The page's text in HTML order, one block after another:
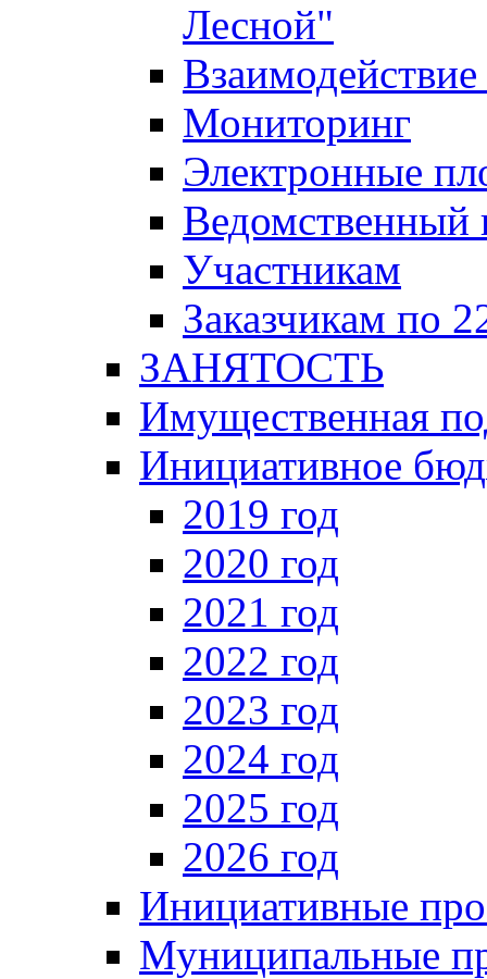
Лесной"
Мониторинг
Электронные
Ведомственный
Участникам
Заказчикам по
ЗАНЯТОСТЬ
Имущественная
Инициативное
2019 год
2020 год
2021 год
2022 год
2023 год
2024 год
2025 год
2026 год
Инициативные
Муниципальные